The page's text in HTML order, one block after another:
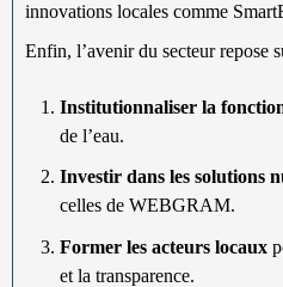
innovations locales comme
Enfin, l’avenir du secteur repose
Institutionnaliser la
de l’eau.
Investir dans les solutions
celles de WEBGRAM.
Former les acteurs locaux
et la transparence.